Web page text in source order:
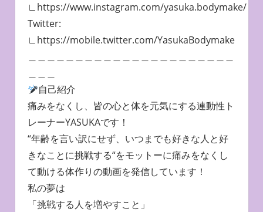
∟https://www.instagram.com/yasuka.bodymake/
Twitter:
∟https://mobile.twitter.com/YasukaBodymake
自己紹介
痛みをなくし、皆の心と体を元気にする連動性ト
レーナーYASUKAです！
“年齢を言い訳にせず、いつまでも好きな人と好
きなことに挑戦する“をモットーに痛みをなくし
て動ける体作りの動画を発信しています！
私の夢は
「挑戦する人を増やすこと」